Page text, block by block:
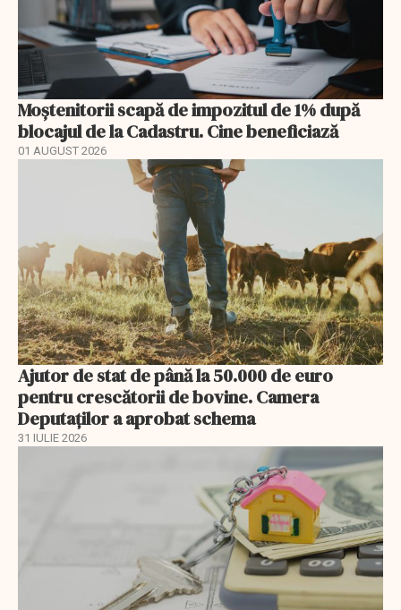
Moștenitorii scapă de impozitul de 1% după
blocajul de la Cadastru. Cine beneficiază
01 AUGUST 2026
Ajutor de stat de până la 50.000 de euro
pentru crescătorii de bovine. Camera
Deputaților a aprobat schema
31 IULIE 2026